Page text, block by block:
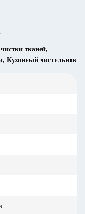
тканей,
, Кухонный чистильник